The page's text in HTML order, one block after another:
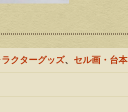
クターグッズ、 セル画・台本